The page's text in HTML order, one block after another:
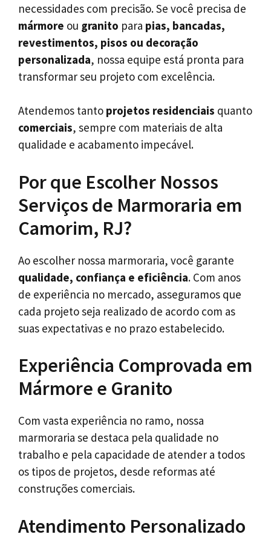
necessidades com precisão. Se você precisa de
mármore ou granito para pias, bancadas,
revestimentos, pisos ou decoração
personalizada, nossa equipe está pronta para
transformar seu projeto com excelência.
Atendemos tanto projetos residenciais quanto
comerciais, sempre com materiais de alta
qualidade e acabamento impecável.
Por que Escolher Nossos
Serviços de Marmoraria em
Camorim, RJ?
Ao escolher nossa marmoraria, você garante
qualidade, confiança e eficiência. Com anos
de experiência no mercado, asseguramos que
cada projeto seja realizado de acordo com as
suas expectativas e no prazo estabelecido.
Experiência Comprovada em
Mármore e Granito
Com vasta experiência no ramo, nossa
marmoraria se destaca pela qualidade no
trabalho e pela capacidade de atender a todos
os tipos de projetos, desde reformas até
construções comerciais.
Atendimento Personalizado